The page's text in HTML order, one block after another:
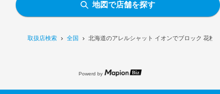
取扱店検索 全国 北海道のアレルシャット イオンでブロック 花粉
地図で店舗を探す
Powerd by